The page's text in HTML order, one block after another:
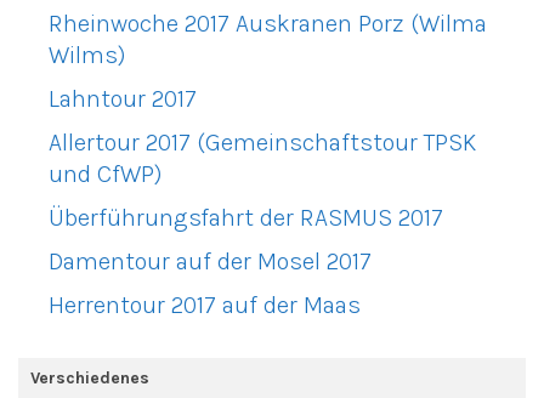
Rheinwoche 2017 Auskranen Porz (Wilma
Wilms)
Lahntour 2017
Allertour 2017 (Gemeinschaftstour TPSK
und CfWP)
Überführungsfahrt der RASMUS 2017
Damentour auf der Mosel 2017
Herrentour 2017 auf der Maas
Verschiedenes